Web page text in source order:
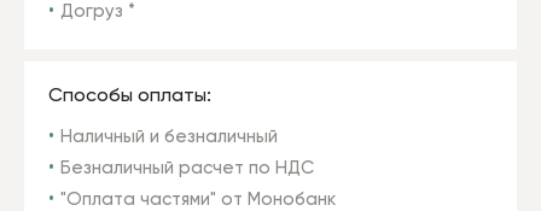
Догруз *
Способы оплаты:
Наличный и безналичный
Безналичный расчет по НДС
"Оплата частями" от Монобанк